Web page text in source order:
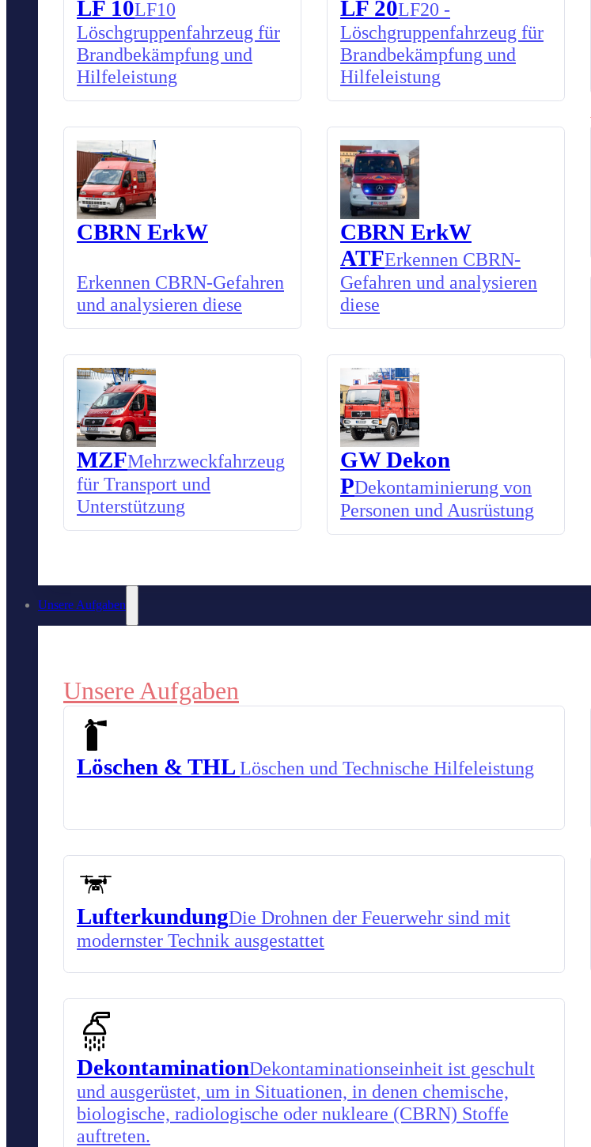
LF 10LF10
Löschgruppenfahrzeug für
Brandbekämpfung und
Hilfeleistung
LF 20LF20 -
Löschgruppenfahrzeug für
Brandbekämpfung und
Hilfeleistung
CBRN ErkW
Erkennen CBRN-Gefahren
und analysieren diese
CBRN ErkW
ATFErkennen CBRN-
Gefahren und analysieren
diese
MZFMehrzweckfahrzeug
für Transport und
Unterstützung
GW Dekon
PDekontaminierung von
Personen und Ausrüstung
Unsere Aufgaben
Unsere Aufgaben
Löschen & THL Löschen und Technische Hilfeleistung
LufterkundungDie Drohnen der Feuerwehr sind mit
modernster Technik ausgestattet
DekontaminationDekontaminationseinheit ist geschult
und ausgerüstet, um in Situationen, in denen chemische,
biologische, radiologische oder nukleare (CBRN) Stoffe
auftreten.